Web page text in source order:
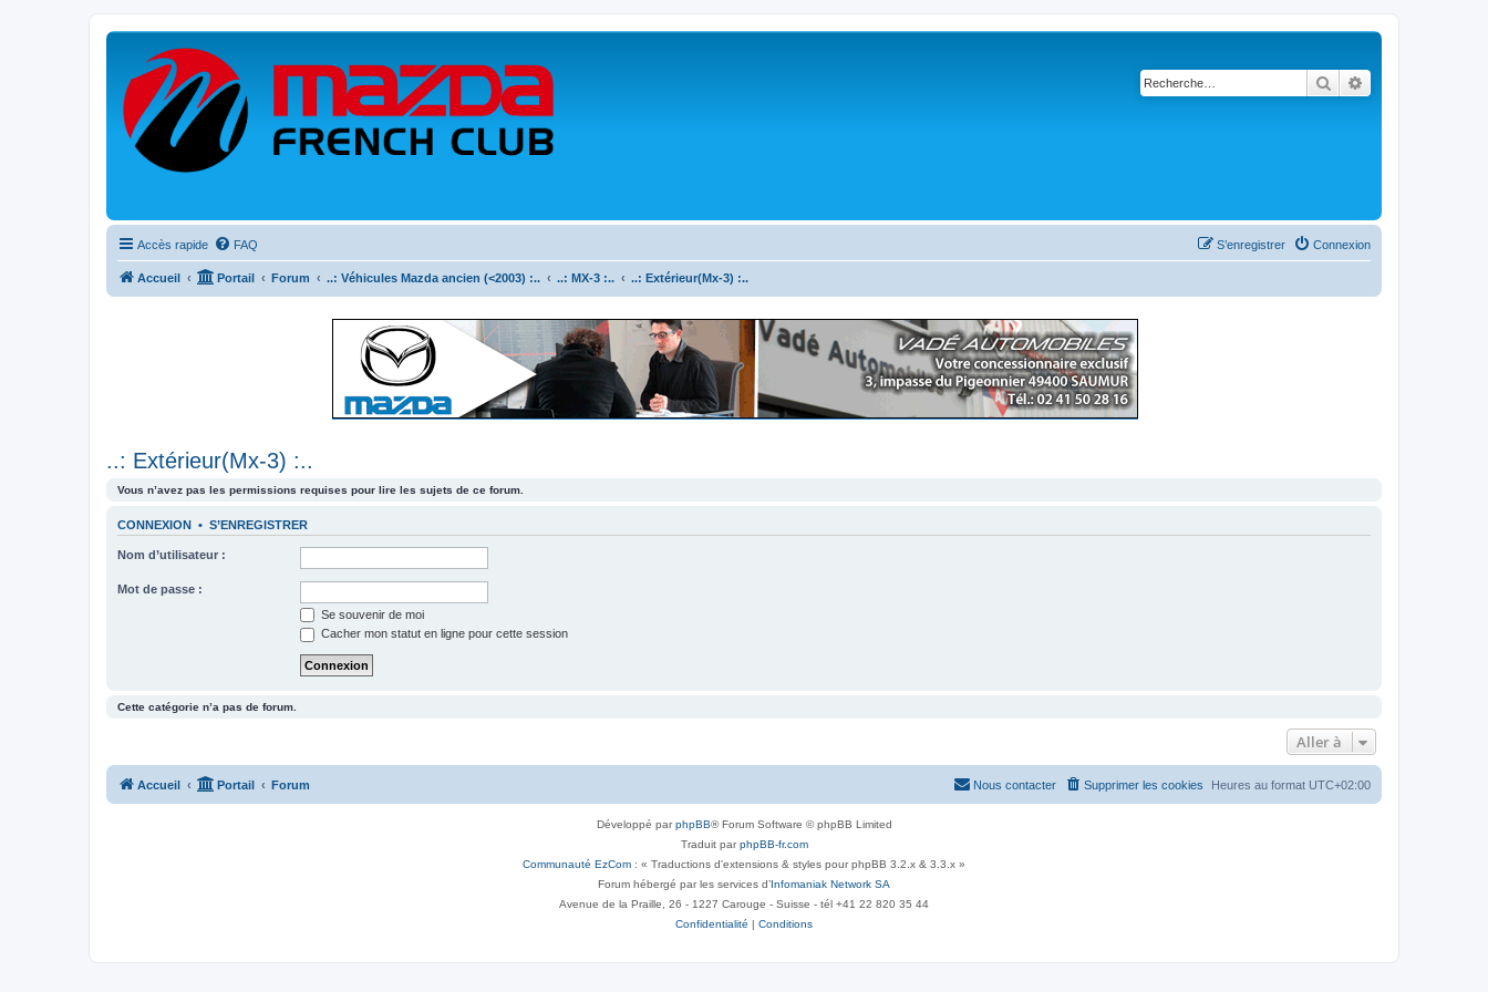
Rechercher
Accès rapide FAQ Connexion
S’enregistrer
Accueil Portail Forum ..: Véhicules Mazda ancien (<2003) :.. ..: MX-3 :.. ..: Extérieur(Mx-3) :..
..: Extérieur(Mx-3) :..
Vous n’avez pas les permissions requises pour lire les sujets de ce forum.
CONNEXION • S’ENREGISTRER
Nom d’utilisateur :
Mot de passe :
Se souvenir de moi
Cacher mon statut en ligne pour cette session
Cette catégorie n’a pas de forum.
Aller à
Accueil Portail Forum Heures au format UTC+02:00
Supprimer les cookies
Nous contacter
Développé parphpBB® Forum Software © phpBB Limited
Traduit parphpBB-fr.com
Communauté EzCom : « Traductions d'extensions & styles pour phpBB 3.2.x & 3.3.x »
Forum hébergé par les services d’Infomaniak Network SA
Avenue de la Praille, 26 - 1227 Carouge - Suisse - tél +41 22 820 35 44
Confidentialité | Conditions